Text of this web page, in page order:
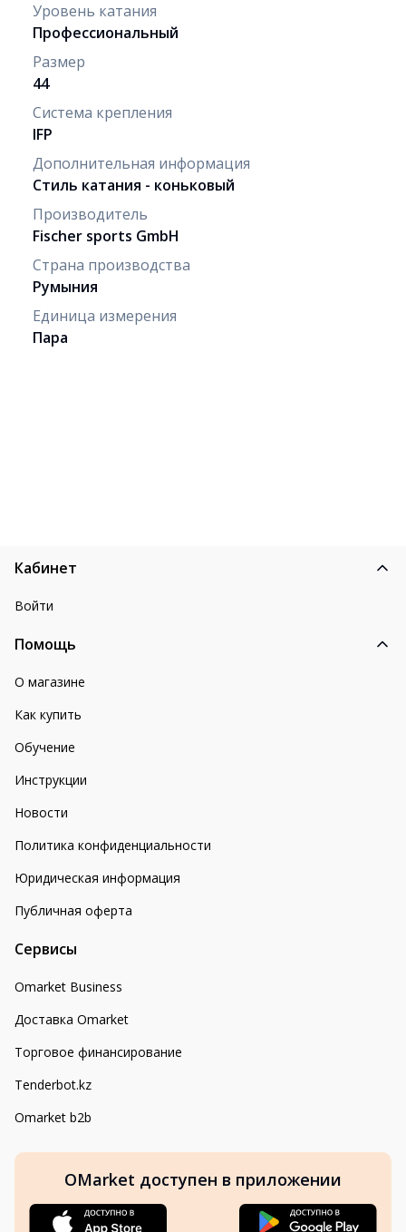
Уровень катания
Профессиональный
Размер
44
Система крепления
IFP
Дополнительная информация
Стиль катания - коньковый
Производитель
Fischer sports GmbH
Страна производства
Румыния
Единица измерения
Пара
Кабинет
Войти
Помощь
О магазине
Как купить
Обучение
Инструкции
Новости
Политика конфиденциальности
Юридическая информация
Публичная оферта
Сервисы
Omarket Business
Доставка Omarket
Торговое финансирование
Tenderbot.kz
Omarket b2b
OMarket доступен в приложении